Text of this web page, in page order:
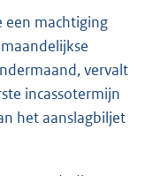
een machtiging
vervalt
incassotermijn
het aanslagbiljet